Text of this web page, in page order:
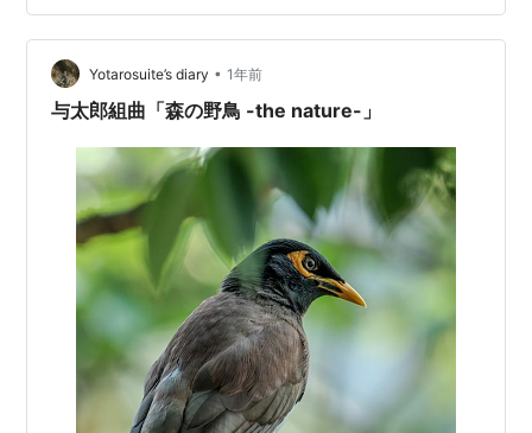
れ、今から咲く・・・のか？？ 「また数日したら見に来
ようね」と言いながら帰宅しました。 今は名前が分から
ない植物があっても Googleレンズで即座に名前が分か…
Yotarosuite’s diary • 1年前
与太郎組曲「森の野鳥 -the nature-」